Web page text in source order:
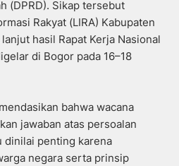
(DPRD). Sikap tersebut
Rakyat (LIRA) Kabupaten
hasil Rapat Kerja Nasional
di Bogor pada 16–18
bahwa wacana
jawaban atas persoalan
dinilai penting karena
negara serta prinsip